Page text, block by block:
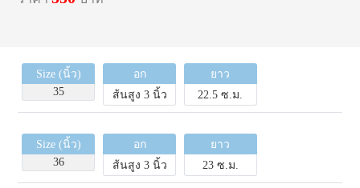
Size (นิ้ว)
35
อก
ส้นสูง 3 นิ้ว
ยาว
22.5 ซ.ม.
Size (นิ้ว)
36
อก
ส้นสูง 3 นิ้ว
ยาว
23 ซ.ม.